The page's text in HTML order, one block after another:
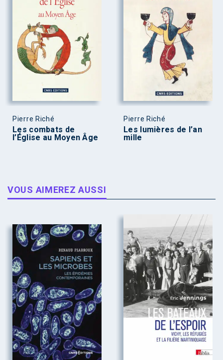
Pierre Riché
Les combats de
l’Église au Moyen Âge
Pierre Riché
Les lumières de l’an
mille
VOUS AIMEREZ AUSSI